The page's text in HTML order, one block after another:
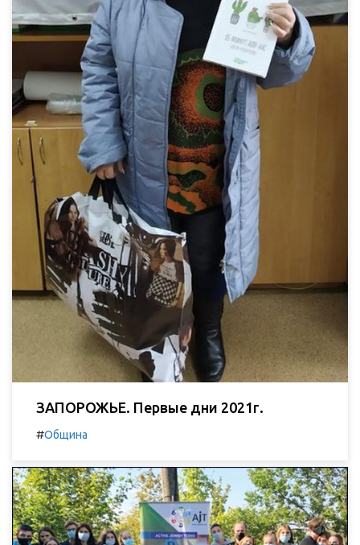
ЗАПОРОЖЬЕ. Первые дни 2021г.
#Община